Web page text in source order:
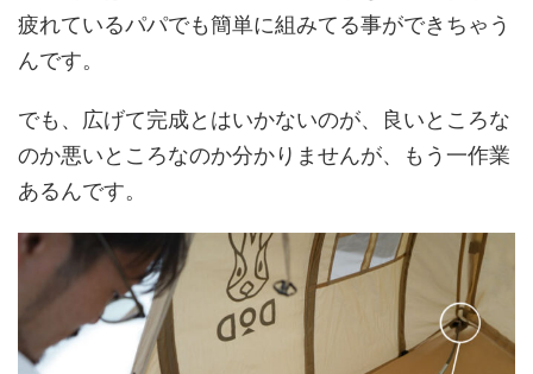
疲れているパパでも簡単に組みてる事ができちゃう
んです。
でも、広げて完成とはいかないのが、良いところな
のか悪いところなのか分かりませんが、もう一作業
あるんです。